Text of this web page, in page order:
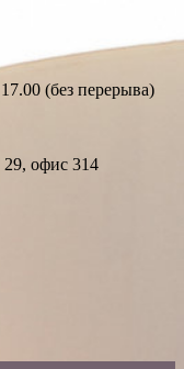
(без перерыва)
29, офис 314